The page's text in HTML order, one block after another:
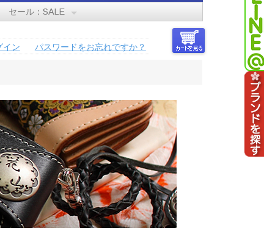
セール：SALE
イン パスワードをお忘れですか？